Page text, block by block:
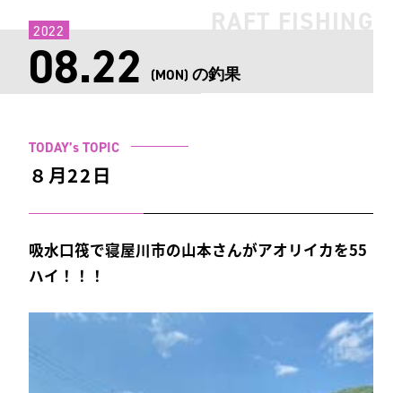
RAFT FISHING
08.22 (MON) の釣果
2022
TODAY’s TOPIC
８月22日
吸水口筏で寝屋川市の山本さんがアオリイカを55
ハイ！！！